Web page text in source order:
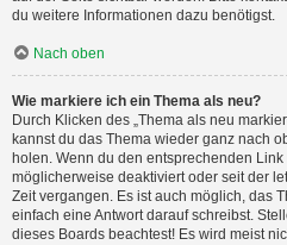
du weitere Informationen dazu benötigst.
Nach oben
Wie markiere ich ein Thema als neu?
Durch Klicken des „Thema als neu
kannst du das Thema wieder ganz nach
holen. Wenn du den entsprechenden
möglicherweise deaktiviert oder seit der
Zeit vergangen. Es ist auch möglich, das
einfach eine Antwort darauf schreibst.
dieses Boards beachtest! Es wird meist